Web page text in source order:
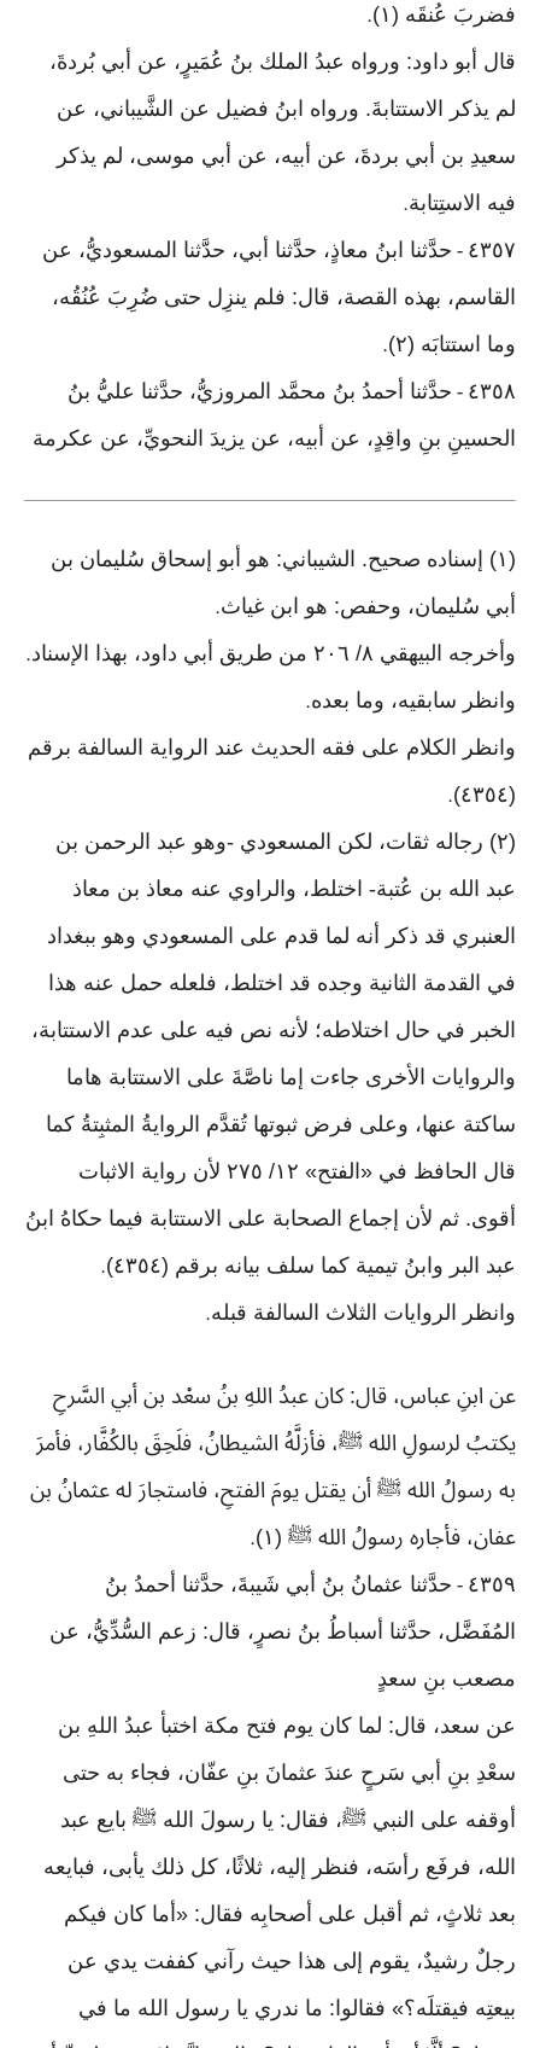
فضربَ عُنقَه (١)
.
قال أبو داود: ورواه عبدُ الملك بنُ عُمَيرٍ، عن أبي بُردةَ،
لم يذكر الاستتابةَ. ورواه ابنُ فضيل عن الشَّيباني، عن
سعيدِ بن أبي بردةَ، عن أبيه، عن أبي موسى، لم يذكر
فيه الاستِتابة.
٤٣٥٧ - حدَّثنا ابنُ معاذٍ، حدَّثنا أبي، حدَّثنا المسعوديُّ، عن
القاسم، بهذه القصة، قال: فلم ينزِل حتى ضُرِبَ عُنُقُه،
وما استتابَه (٢)
.
٤٣٥٨ - حدَّثنا أحمدُ بنُ محمَّد المروزيُّ، حدَّثنا عليُّ بنُ
الحسينِ بنِ واقِدٍ، عن أبيه، عن يزيدَ النحويِّ، عن عكرمة
(١) إسناده صحيح. الشيباني: هو أبو إسحاق سُليمان بن
أبي سُليمان، وحفص: هو ابن غياث.
وأخرجه البيهقي ٨/ ٢٠٦ من طريق أبي داود، بهذا الإسناد .
وانظر سابقيه، وما بعده.
وانظر الكلام على فقه الحديث عند الرواية السالفة برقم
(٤٣٥٤)
.
(٢) رجاله ثقات، لكن المسعودي -وهو عبد الرحمن بن
عبد الله بن عُتبة- اختلط، والراوي عنه معاذ بن معاذ
العنبري قد ذكر أنه لما قدم على المسعودي وهو ببغداد
في القدمة الثانية وجده قد اختلط، فلعله حمل عنه هذا
الخبر في حال اختلاطه؛ لأنه نص فيه على عدم الاستتابة،
والروايات الأخرى جاءت إما ناصَّةَ على الاستتابة هاما
ساكتة عنها، وعلى فرض ثبوتها تُقدَّم الروايةُ المثبِتةُ كما
قال الحافظ في «الفتح» ١٢/ ٢٧٥ لأن رواية الاثبات
أقوى. ثم لأن إجماع الصحابة على الاستتابة فيما حكاهُ ابنُ
عبد البر وابنُ تيمية كما سلف بيانه برقم (٤٣٥٤)
.
وانظر الروايات الثلاث السالفة قبله.
عن ابنِ عباس، قال: كان عبدُ اللهِ بنُ سعْد بن أبي السَّرحِ
يكتبُ لرسولِ الله ﷺ، فأزلَّهُ الشيطانُ، فلَحِقَ بالكُفَّار، فأمرَ
به رسولُ الله ﷺ أن يقتل يومَ الفتحِ، فاستجارَ له عثمانُ بن
عفان، فأجاره رسولُ الله ﷺ (١)
.
٤٣٥٩ - حدَّثنا عثمانُ بنُ أبي شَيبةَ، حدَّثنا أحمدُ بنُ
المُفَضَّل، حدَّثنا أسباطُ بنُ نصرٍ، قال: زعم السُّدِّيُّ، عن
مصعب بنِ سعدٍ
عن سعد، قال: لما كان يوم فتح مكة اختبأ عبدُ اللهِ بن
سعْدِ بنِ أبي سَرحٍ عندَ عثمانَ بنِ عفّان، فجاء به حتى
أوقفه على النبي ﷺ، فقال: يا رسولَ الله ﷺ بايع عبد
الله، فرفَع رأسَه، فنظر إليه، ثلاثًا، كل ذلك يأبى، فبايعه
بعد ثلاثٍ، ثم أقبل على أصحابِه فقال: «أما كان فيكم
رجلٌ رشيدٌ، يقوم إلى هذا حيث رآني كففت يدي عن
بيعتِه فيقتلَه؟» فقالوا: ما ندري يا رسول الله ما في